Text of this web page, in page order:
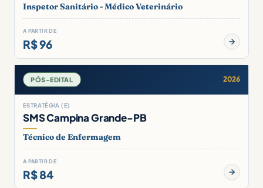
Inspetor Sanitário - Médico Veterinário
A PARTIR DE
R$ 96
PÓS-EDITAL 2026
ESTRATÉGIA (E)
SMS Campina Grande-PB
Técnico de Enfermagem
A PARTIR DE
R$ 84